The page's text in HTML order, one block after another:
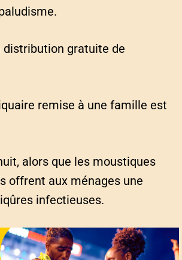
distribution gratuite de
remise à une famille est
alors que les moustiques
offrent aux ménages une
infectieuses.